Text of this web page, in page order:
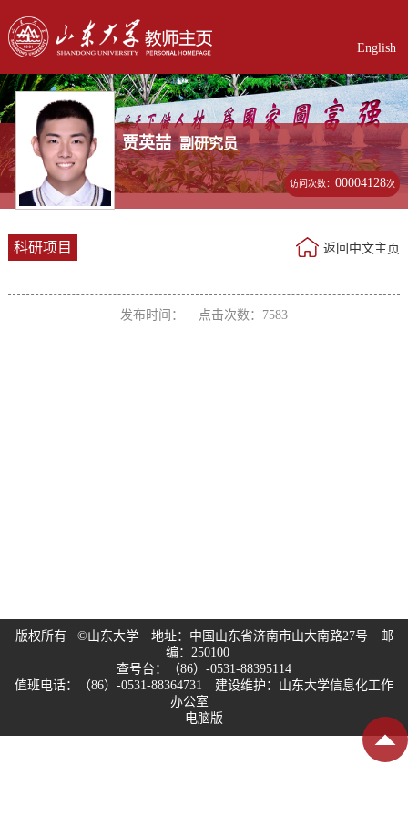
English
贾英喆 副研究员
访问次数：00004128次
科研项目 返回中文主页
发布时间： 点击次数： 7583
版权所有 ©山东大学 地址：中国山东省济南市山大南路27号 邮
编：250100
查号台：（86）-0531-88395114
值班电话：（86）-0531-88364731 建设维护：山东大学信息化工作
办公室
电脑版